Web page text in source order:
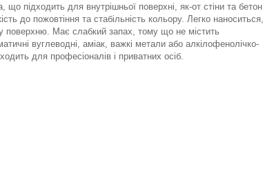
підходить для внутрішньої поверхні, як-от стіни та бетон.
до пожовтіння та стабільність кольору. Легко наноситься,
поверхню. Має слабкий запах, тому що не містить
вуглеводні, аміак, важкі метали або алкілофенолічко-
для професіоналів і приватних осіб.